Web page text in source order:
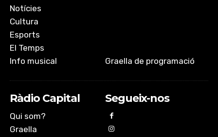
Notícies
Cultura
Esports
El Temps
Info musical
Graella de programació
Ràdio Capital
Qui som?
Graella
Segueix-nos